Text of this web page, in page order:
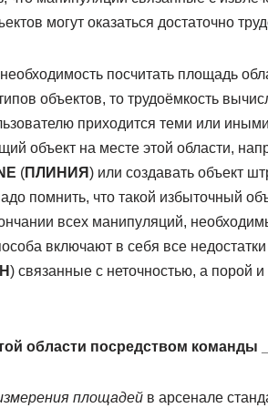
могут оказаться достаточно
посчитать площадь
объектов, то трудоёмкость
приходится теми или
объект на месте этой области,
(ПЛИНИЯ) или создавать объект
помнить, что такой избыточный
всех манипуляций,
включают в себя все
) связанные с неточностью, а порой
области посредством команды
площадейв арсенале